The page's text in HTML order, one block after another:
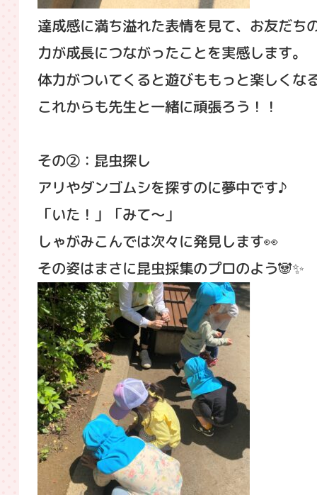
達成感に満ち溢れた表情を見て、お友だち
力が成長につながったことを実感します。
体力がついてくると遊びももっと楽しくな
これからも先生と一緒に頑張ろう！！
その②：昆虫探し
アリやダンゴムシを探すのに夢中です♪
「いた！」「みて～」
しゃがみこんでは次々に発見します👀
その姿はまさに昆虫採集のプロのよう🐼✨